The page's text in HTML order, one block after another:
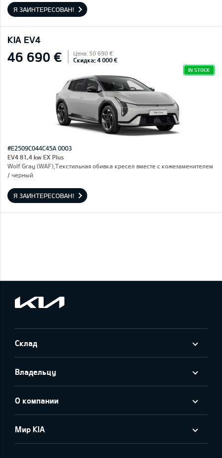
Я ЗАИНТЕРЕСОВАН!
KIA EV4
46 690 € Цена: 50 690 €
Скидка: 4 000 €
IN STOCK
#E2509C044C45A 0003
EV4 81,4 kw EX Plus
Wolf Gray (WAF),Текстильная обивка кресел вместе с кожезаменителем
/ черный
Я ЗАИНТЕРЕСОВАН!
Склад
Владельцу
О компании
Мир KIA